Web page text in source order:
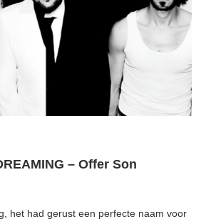
– Offer Son
het had gerust een perfecte naam voor